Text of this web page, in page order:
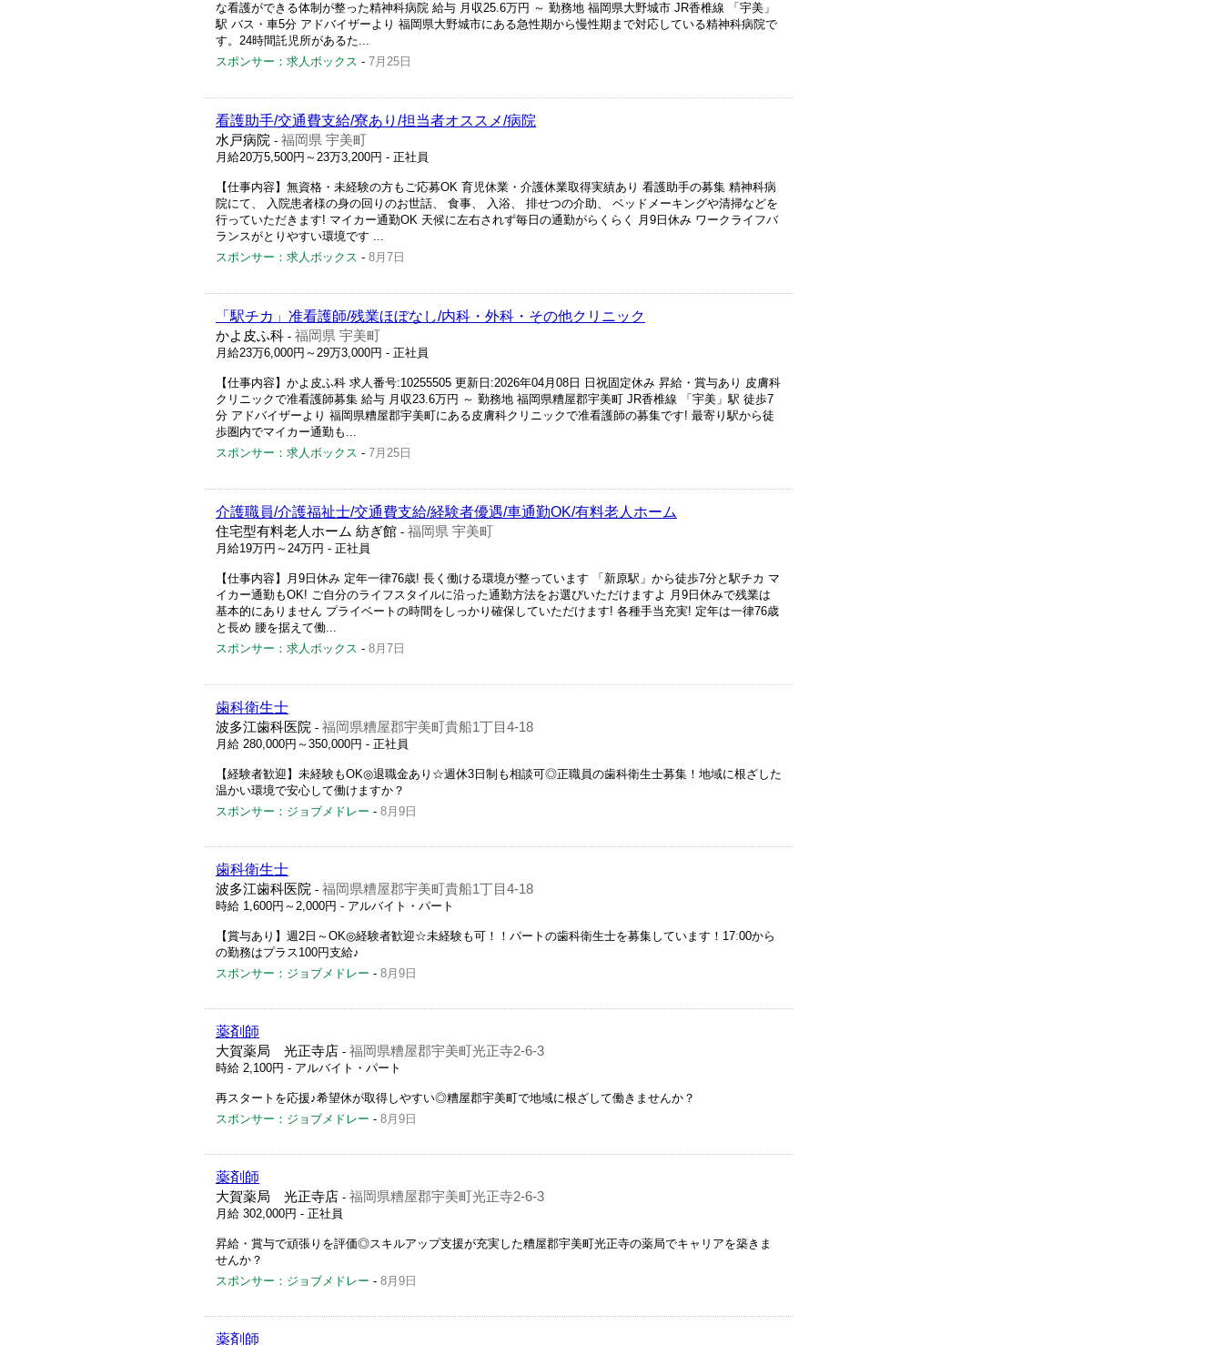
な看護ができる体制が整った精神科病院 給与 月収25.6万円 ～ 勤務地 福岡県大野城市 JR香椎線 「宇美」
駅 バス・車5分 アドバイザーより 福岡県大野城市にある急性期から慢性期まで対応している精神科病院で
す。24時間託児所があるた...
スポンサー：求人ボックス - 7月25日
看護助手/交通費支給/寮あり/担当者オススメ/病院
水戸病院 - 福岡県 宇美町
月給20万5,500円～23万3,200円 - 正社員
【仕事内容】無資格・未経験の方もご応募OK 育児休業・介護休業取得実績あり 看護助手の募集 精神科病
院にて、 入院患者様の身の回りのお世話、 食事、 入浴、 排せつの介助、 ベッドメーキングや清掃などを
行っていただきます! マイカー通勤OK 天候に左右されず毎日の通勤がらくらく 月9日休み ワークライフバ
ランスがとりやすい環境です ...
スポンサー：求人ボックス - 8月7日
「駅チカ」准看護師/残業ほぼなし/内科・外科・その他クリニック
かよ皮ふ科 - 福岡県 宇美町
月給23万6,000円～29万3,000円 - 正社員
【仕事内容】かよ皮ふ科 求人番号:10255505 更新日:2026年04月08日 日祝固定休み 昇給・賞与あり 皮膚科
クリニックで准看護師募集 給与 月収23.6万円 ～ 勤務地 福岡県糟屋郡宇美町 JR香椎線 「宇美」駅 徒歩7
分 アドバイザーより 福岡県糟屋郡宇美町にある皮膚科クリニックで准看護師の募集です! 最寄り駅から徒
歩圏内でマイカー通勤も...
スポンサー：求人ボックス - 7月25日
介護職員/介護福祉士/交通費支給/経験者優遇/車通勤OK/有料老人ホーム
住宅型有料老人ホーム 紡ぎ館 - 福岡県 宇美町
月給19万円～24万円 - 正社員
【仕事内容】月9日休み 定年一律76歳! 長く働ける環境が整っています 「新原駅」から徒歩7分と駅チカ マ
イカー通勤もOK! ご自分のライフスタイルに沿った通勤方法をお選びいただけますよ 月9日休みで残業は
基本的にありません プライベートの時間をしっかり確保していただけます! 各種手当充実! 定年は一律76歳
と長め 腰を据えて働...
スポンサー：求人ボックス - 8月7日
歯科衛生士
波多江歯科医院 - 福岡県糟屋郡宇美町貴船1丁目4-18
月給 280,000円～350,000円 - 正社員
【経験者歓迎】未経験もOK◎退職金あり☆週休3日制も相談可◎正職員の歯科衛生士募集！地域に根ざした
温かい環境で安心して働けますか？
スポンサー：ジョブメドレー - 8月9日
歯科衛生士
波多江歯科医院 - 福岡県糟屋郡宇美町貴船1丁目4-18
時給 1,600円～2,000円 - アルバイト・パート
【賞与あり】週2日～OK◎経験者歓迎☆未経験も可！！パートの歯科衛生士を募集しています！17ː00から
の勤務はプラス100円支給♪
スポンサー：ジョブメドレー - 8月9日
薬剤師
大賀薬局 光正寺店 - 福岡県糟屋郡宇美町光正寺2-6-3
時給 2,100円 - アルバイト・パート
再スタートを応援♪希望休が取得しやすい◎糟屋郡宇美町で地域に根ざして働きませんか？
スポンサー：ジョブメドレー - 8月9日
薬剤師
大賀薬局 光正寺店 - 福岡県糟屋郡宇美町光正寺2-6-3
月給 302,000円 - 正社員
昇給・賞与で頑張りを評価◎スキルアップ支援が充実した糟屋郡宇美町光正寺の薬局でキャリアを築きま
せんか？
スポンサー：ジョブメドレー - 8月9日
薬剤師